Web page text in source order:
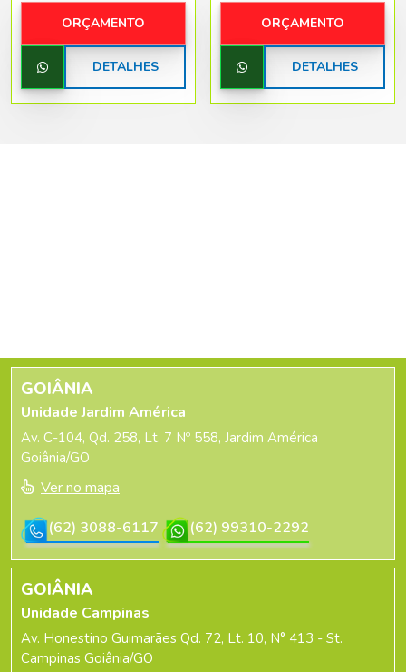
ORÇAMENTO
DETALHES
ORÇAMENTO
DETALHES
GOIÂNIA
Unidade Jardim América
Av. C-104, Qd. 258, Lt. 7 Nº 558, Jardim América
Goiânia/GO
Ver no mapa
(62) 3088-6117
(62) 99310-2292
GOIÂNIA
Unidade Campinas
Av. Honestino Guimarães Qd. 72, Lt. 10, N° 413 - St.
Campinas Goiânia/GO